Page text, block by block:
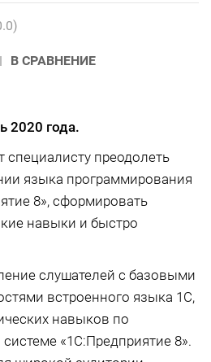
В СРАВНЕНИЕ
2020 года.
преодолеть
языка программирования
8», сформировать
навыки и быстро
слушателей с базовыми
встроенного языка 1С,
навыков по
«1С:Предприятие 8».